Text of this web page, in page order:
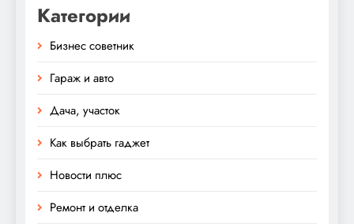
Категории
Бизнес советник
Гараж и авто
Дача, участок
Как выбрать гаджет
Новости плюс
Ремонт и отделка